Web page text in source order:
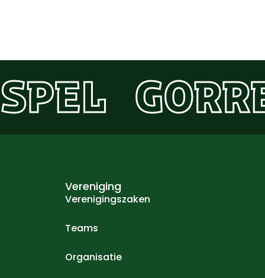
Vereniging
Verenigingszaken
Teams
Organisatie